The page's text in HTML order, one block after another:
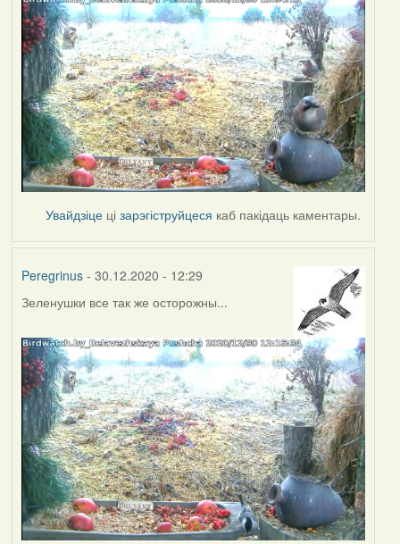
Увайдзіце цізарэгіструйцеся каб пакідаць каментары.
Peregrinus- 30.12.2020 - 12:29
Зеленушки все так же осторожны...